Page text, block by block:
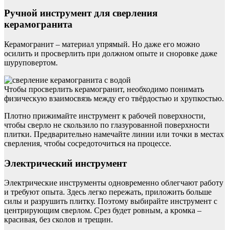
Ручной инструмент для сверления
керамогранита
Керамогранит – материал упрямый. Но даже его можно
осилить и просверлить при должном опыте и сноровке даже
шуруповертом.
Чтобы просверлить керамогранит, необходимо понимать
физическую взаимосвязь между его твёрдостью и хрупкостью.
Плотно прижимайте инструмент к рабочей поверхности,
чтобы сверло не скользило по глазурованной поверхности
плитки. Предварительно намечайте линии или точки в местах
сверления, чтобы сосредоточиться на процессе.
Электрический инструмент
Электрические инструменты одновременно облегчают работу
и требуют опыта. Здесь легко пережать, приложить больше
силы и разрушить плитку. Поэтому выбирайте инструмент с
центрирующим сверлом. Срез будет ровным, а кромка –
красивая, без сколов и трещин.